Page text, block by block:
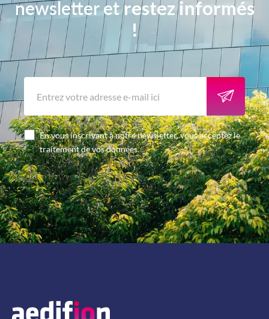
newsletter etrestez informés
!
En vous inscrivant à notre newsletter, vous acceptez le
traitement de vos données.